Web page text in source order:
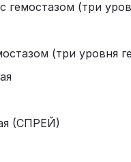
гемостазом (три
(три уровня
(СПРЕЙ)